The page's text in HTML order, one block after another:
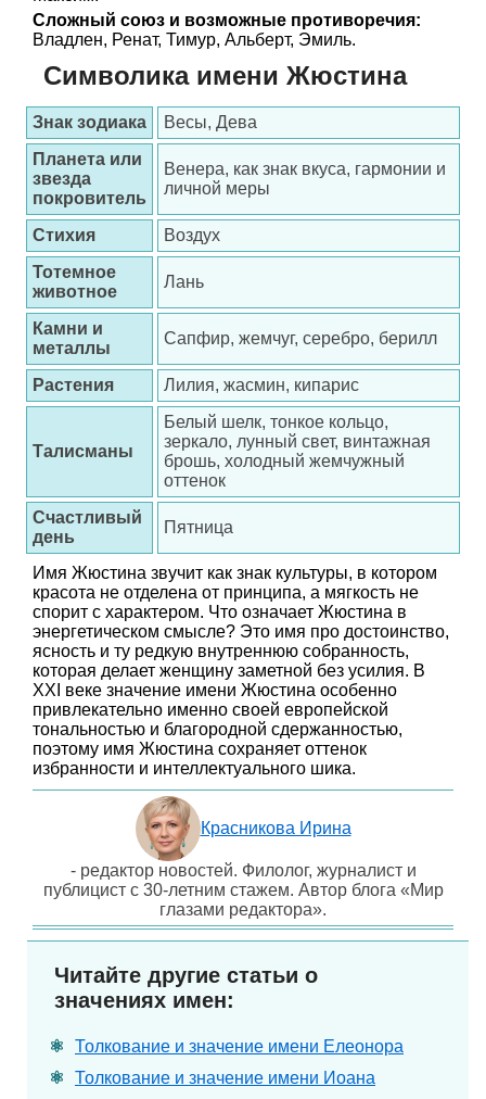
Сложный союз и возможные противоречия:
Владлен, Ренат, Тимур, Альберт, Эмиль.
Символика имени Жюстина
Знак зодиака
Весы, Дева
Планета или
звезда
покровитель
Венера, как знак вкуса, гармонии и
личной меры
Стихия
Воздух
Тотемное
животное
Лань
Камни и
металлы
Сапфир, жемчуг, серебро, берилл
Растения Лилия, жасмин, кипарис
Талисманы
Белый шелк, тонкое кольцо,
зеркало, лунный свет, винтажная
брошь, холодный жемчужный
оттенок
Счастливый
день
Пятница
Имя Жюстина звучит как знак культуры, в котором
красота не отделена от принципа, а мягкость не
спорит с характером. Что означает Жюстина в
энергетическом смысле? Это имя про достоинство,
ясность и ту редкую внутреннюю собранность,
которая делает женщину заметной без усилия. В
XXI веке значение имени Жюстина особенно
привлекательно именно своей европейской
тональностью и благородной сдержанностью,
поэтому имя Жюстина сохраняет оттенок
избранности и интеллектуального шика.
Красникова Ирина
- редактор новостей. Филолог, журналист и
публицист с 30-летним стажем. Автор блога «Мир
глазами редактора».
Читайте другие статьи о
значениях имен:
Толкование и значение имени Елеонора
Толкование и значение имени Иоана